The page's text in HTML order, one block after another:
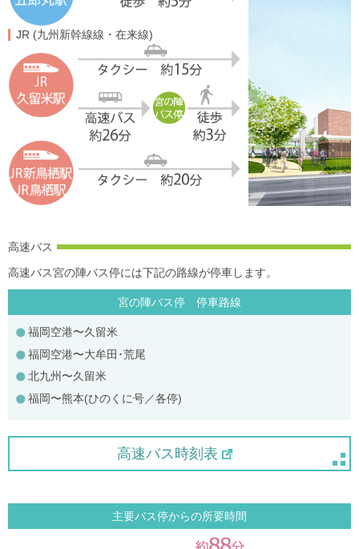
JR (九州新幹線線・在来線)
高速バス
高速バス宮の陣バス停には下記の路線が停車します。
宮の陣バス停 停車路線
福岡空港〜久留米
福岡空港〜大牟田･荒尾
北九州〜久留米
福岡〜熊本(ひのくに号／各停)
高速バス時刻表
主要バス停からの所要時間